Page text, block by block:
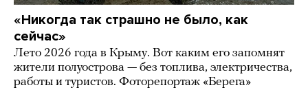
«Никогда так страшно не было, как
сейчас»
Лето 2026 года в Крыму. Вот каким его запомнят
жители полуострова — без топлива, электричества,
работы и туристов. Фоторепортаж «Берега»